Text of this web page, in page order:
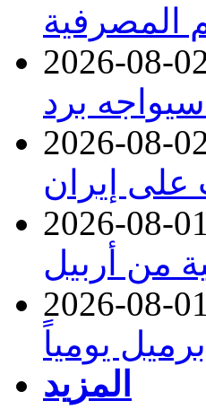
المصرفية
2026-08-
برد
2026-08-
إيران
2026-08-01
من أربيل
2026-08-01
المزيد